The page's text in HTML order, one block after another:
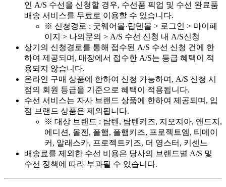
인 A/S 수선을 신청할 경우, 수선품 픽업 및 수선 완료품
배송 서비스를 무료로 이용할 수 있습니다.
※ 신청경로 : 굿웨어몰·탑텐몰 > 로그인 > 마이페
이지 > 나의문의 > A/S 수선 신청 내 A/S신청
상기의 신청경로를 통해 접수된 A/S 수선 신청 건에 한
하여 제공되며, 매장에서 접수한 A/S는 등급 혜택이 적
용되지 않습니다.
온라인 구매 상품에 한하여 신청 가능하며, A/S 신청 시
점의 회원 등급을 기준으로 혜택이 적용됩니다.
수선 서비스는 자사 브랜드 상품에 한하여 제공되며, 입
점 브랜드 상품은 제외됩니다.
※ 대상 브랜드 : 탑텐, 탑텐키즈, 지오지아, 앤드지,
에디션, 올젠, 폴햄, 폴햄키즈, 프로젝트엠, 티메이
커, 알래스카, 프로젝트키즈, 더 영스터, 키센느
배송료를 제외한 수선 비용은 당사의 브랜드별 A/S 및
수선 정책에 따라 부과될 수 있습니다.